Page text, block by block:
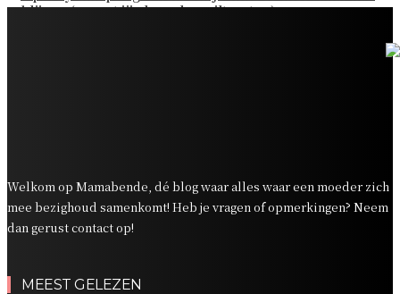
blijven (en wat jij als ouder wilt weten)
Welkom op Mamabende, dé blog waar alles waar een moeder zich
mee bezighoud samenkomt! Heb je vragen of opmerkingen? Neem
dan gerust contact op!
MEEST GELEZEN